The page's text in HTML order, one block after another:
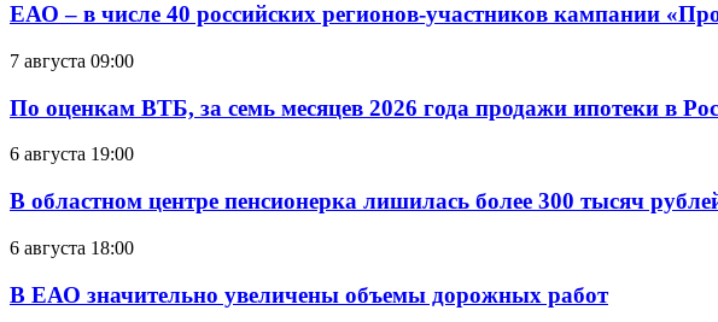
ЕАО – в числе 40 российских регионов-участников кампании
7 августа 09:00
По оценкам ВТБ, за семь месяцев 2026 года продажи ипотеки в
6 августа 19:00
В областном центре пенсионерка лишилась более 300 тысяч
6 августа 18:00
В ЕАО значительно увеличены объемы дорожных работ